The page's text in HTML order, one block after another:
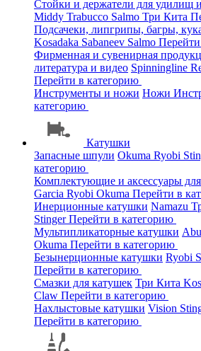
Стойки и держатели для удилищ
Middy Trabucco Salmo Три Кита
Подсачеки, липгрипы, багры,
Kosadaka Sabaneev Salmo
Фирменная и сувенирная
литература и видео Spinningline
Перейти в категорию
Инструменты и ножи Ножи
категорию
Катушки
Запасные шпули Okuma Ryobi
категорию
Комплектующие и аксессуары
Garcia Ryobi Okuma Перейти в
Инерционные катушки Namazu
StingerПерейти в категорию
Мультипликаторные катушки
Okuma Перейти в категорию
Безынерционные катушки Ryobi
Перейти в категорию
Смазки для катушек Три Кита
Claw Перейти в категорию
Нахлыстовые катушки Vision
Перейти в категорию